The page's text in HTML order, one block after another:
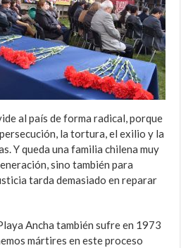
al país de forma radical, porque
la tortura, el exilio y la
Y queda una familia chilena muy
sino también para
tarda demasiado en reparar
Ancha también sufre en 1973
mártires en este proceso